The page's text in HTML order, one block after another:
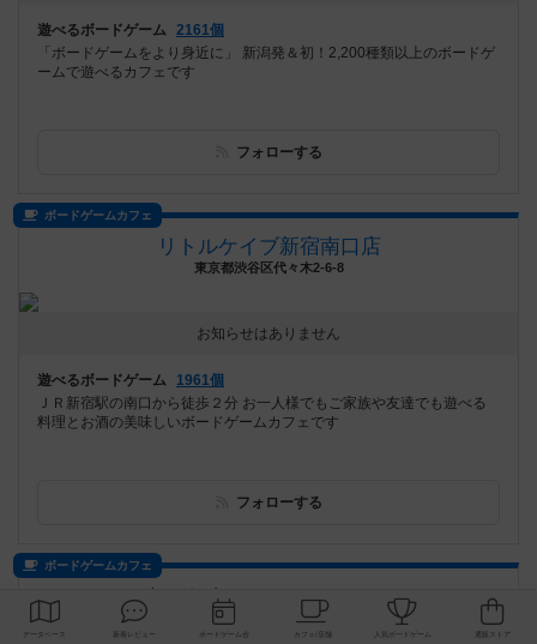
遊べるボードゲーム 2161個
「ボードゲームをより身近に」 新潟発＆初！2,200種類以上のボードゲ
ームで遊べるカフェです
フォローする
ボードゲームカフェ
リトルケイブ新宿南口店
東京都渋谷区代々木2-6-8
お知らせはありません
遊べるボードゲーム
1961個
ＪＲ新宿駅の南口から徒歩２分 お一人様でもご家族や友達でも遊べる
料理とお酒の美味しいボードゲームカフェです
フォローする
ボードゲームカフェ
ボードゲームカフェSUBBOX
長野県長野市大字南長野南県町１０９９ 西智ビル１階